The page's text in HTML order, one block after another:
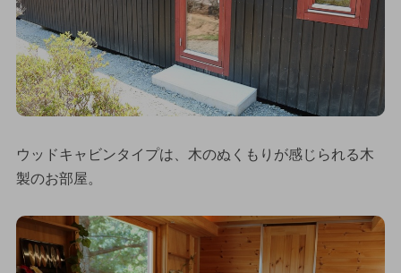
ウッドキャビンタイプは、木のぬくもりが感じられる木
製のお部屋。